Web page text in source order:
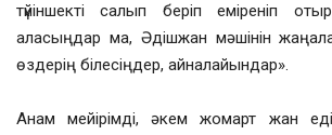
түйіншекті салып беріп еміреніп
аласыңдар ма, Әдішжан мәшінін
өздерің білесіңдер, айналайындар».
Анам мейірімді, әкем жомарт жан